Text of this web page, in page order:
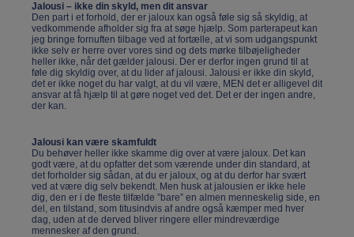
Jalousi – ikke din skyld, men dit ansvar
Den part i et forhold, der er jaloux kan også føle sig så skyldig, at
vedkommende afholder sig fra at søge hjælp. Som parterapeut kan
jeg bringe fornuften tilbage ved at fortælle, at vi som udgangspunkt
ikke selv er herre over vores sind og dets mørke tilbøjeligheder
heller ikke, når det gælder jalousi. Der er derfor ingen grund til at
føle dig skyldig over, at du lider af jalousi. Jalousi er ikke din skyld,
det er ikke noget du har valgt, at du vil være, MEN det er alligevel dit
ansvar at få hjælp til at gøre noget ved det. Det er der ingen andre,
der kan.
Jalousi kan være skamfuldt
Du behøver heller ikke skamme dig over at være jaloux. Det kan
godt være, at du opfatter det som værende under din standard, at
det forholder sig sådan, at du er jaloux, og at du derfor har svært
ved at være dig selv bekendt. Men husk at jalousien er ikke hele
dig, den er i de fleste tilfælde ”bare” en almen menneskelig side, en
del, en tilstand, som titusindvis af andre også kæmper med hver
dag, uden at de derved bliver ringere eller mindreværdige
mennesker af den grund.